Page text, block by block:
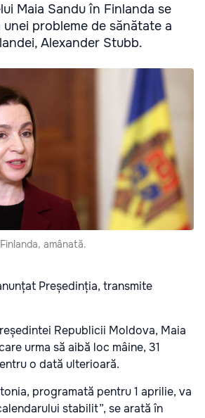
Maia Sandu în Finlanda se
unei probleme de sănătate a
Alexander Stubb.
amânată.
Președinția, transmite
Republicii Moldova, Maia
urma să aibă loc mâine, 31
o dată ulterioară.
programată pentru 1 aprilie, va
stabilit”, se arată în